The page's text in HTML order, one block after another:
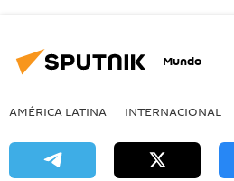
Mundo
AMÉRICA LATINA INTERNACIONAL